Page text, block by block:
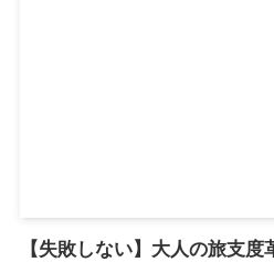
【失敗しない】大人の旅支